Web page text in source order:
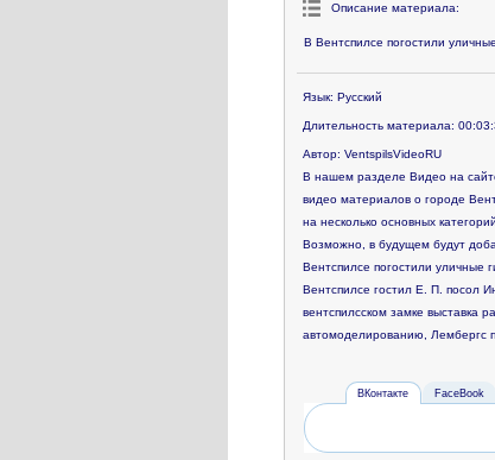
Описание материала:
В Вентспилсе погостили
Язык: Русский
Длительность материала:
Автор: VentspilsVideoRU
В нашем разделе Видео на
видео материалов о городе
на несколько основных
Возможно, в будущем будут
Вентспилсе погостили уличные
Вентспилсе гостил Е. П. посол
вентспилсском замке выставка
автомоделированию, Лембергс
ВКонтакте FaceBook